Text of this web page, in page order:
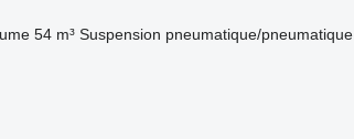
54 m³ Suspension pneumatique/pneumatique